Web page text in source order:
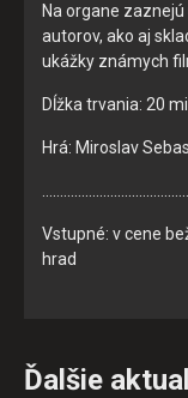
Na organe
autorov, ako aj
ukážky známych
Dĺžka trvania: 20
Hrá: Miroslav
Vstupné: v cene
Ďalšie
Analytické
Analytické
pochopiť, ako
skúsenosť. Všetky